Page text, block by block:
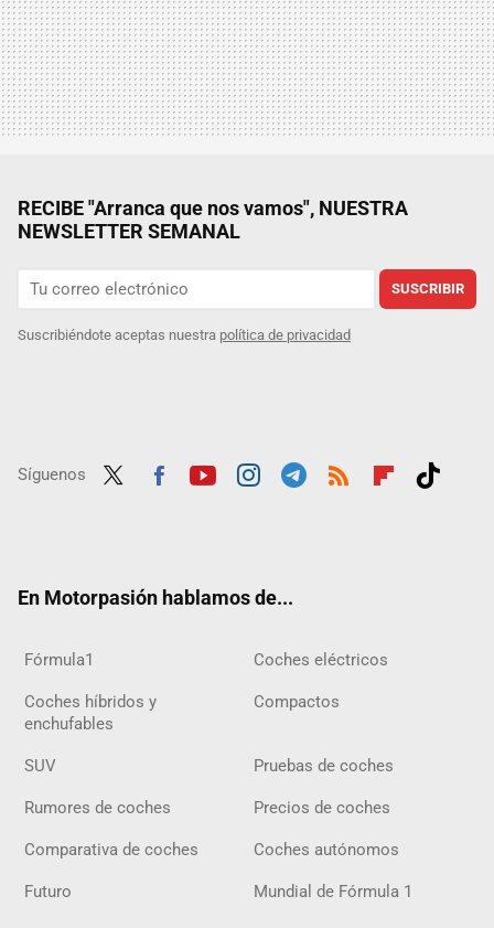
RECIBE "Arranca que nos vamos", NUESTRA
NEWSLETTER SEMANAL
SUSCRIBIR
Suscribiéndote aceptas nuestra política de privacidad
Síguenos
En Motorpasión hablamos de...
Fórmula1 Coches eléctricos
Coches híbridos y
enchufables
Compactos
SUV Pruebas de coches
Rumores de coches Precios de coches
Comparativa de coches Coches autónomos
Futuro Mundial de Fórmula 1